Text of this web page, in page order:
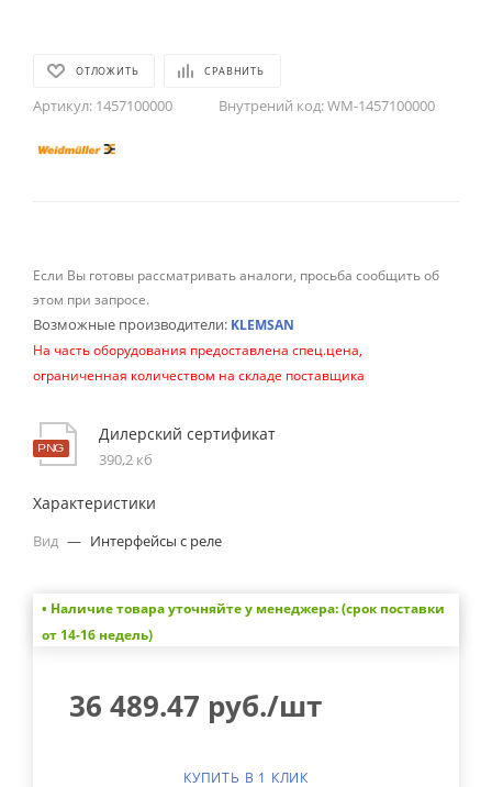
ОТЛОЖИТЬ СРАВНИТЬ
Артикул: 1457100000 Внутрений код:WM-1457100000
Если Вы готовы рассматривать аналоги, просьба сообщить об
этом при запросе.
Возможные производители: KLEMSAN
На часть оборудования предоставлена спец.цена,
ограниченная количеством на складе поставщика
Дилерский сертификат
390,2 кб
Характеристики
Вид — Интерфейсы с реле
• Наличие товара уточняйте у менеджера: (срок поставки
от 14-16 недель)
36 489.47 руб./шт
КУПИТЬ В 1 КЛИК